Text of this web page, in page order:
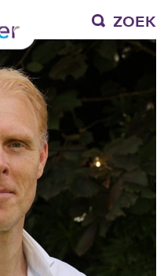
ZOEK